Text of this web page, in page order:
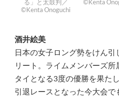
る」と太鼓判／
©Kenta Onoguchi
©Kenta
酒井絵美
日本の女子ロング勢をけん引
リート。ライムメンバーズ
タイとなる3度の優勝を果た
引退レースとなった今大会で